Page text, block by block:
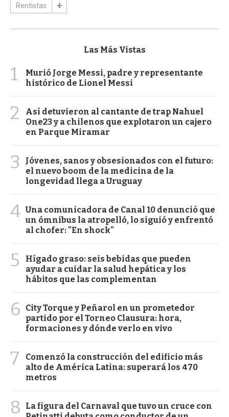
Rentistas
Las Más Vistas
1
Murió Jorge Messi, padre y representante
histórico de Lionel Messi
2
Así detuvieron al cantante de trap Nahuel
One23 y a chilenos que explotaron un cajero
en Parque Miramar
3
Jóvenes, sanos y obsesionados con el futuro:
el nuevo boom de la medicina de la
longevidad llega a Uruguay
4 Una comunicadora de Canal 10 denunció que
un ómnibus la atropelló, lo siguió y enfrentó
al chofer: "En shock"
5
Hígado graso: seis bebidas que pueden
ayudar a cuidar la salud hepática y los
hábitos que las complementan
6
City Torque y Peñarol en un prometedor
partido por el Torneo Clausura: hora,
formaciones y dónde verlo en vivo
7
Comenzó la construcción del edificio más
alto de América Latina: superará los 470
metros
8
La figura del Carnaval que tuvo un cruce con